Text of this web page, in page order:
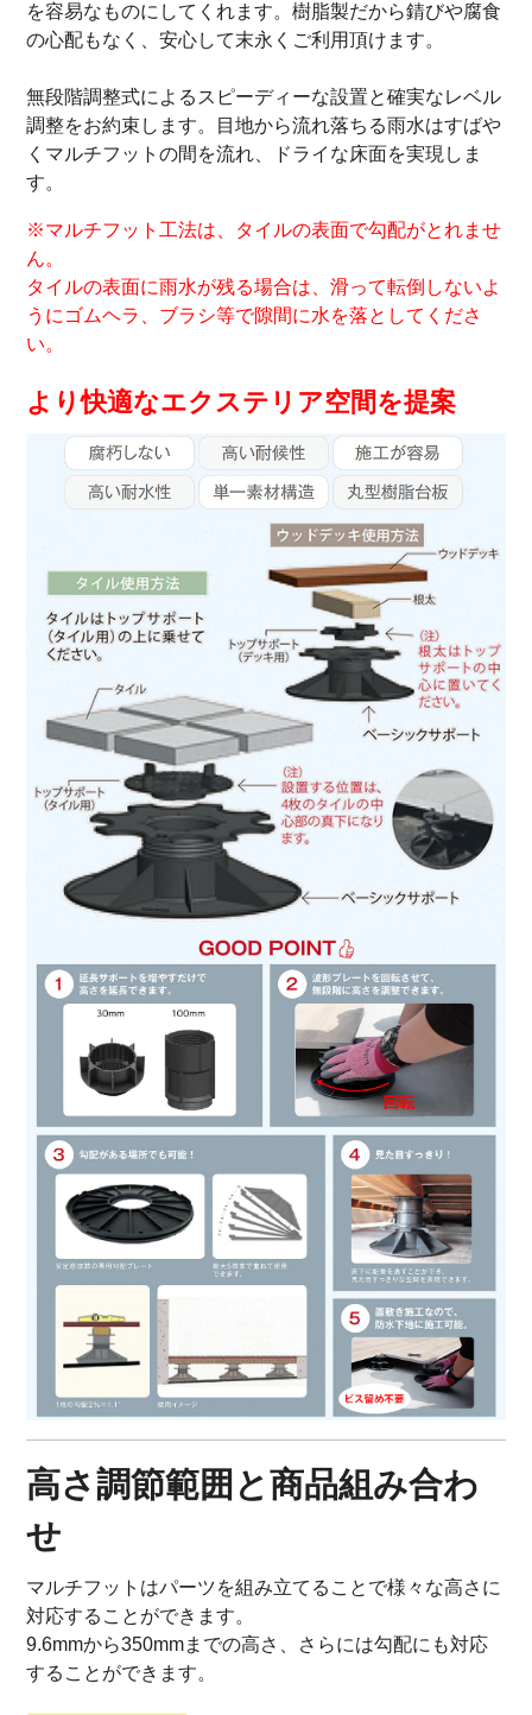
を容易なものにしてくれます。樹脂製だから錆びや腐食
の心配もなく、安心して末永くご利用頂けます。
無段階調整式によるスピーディーな設置と確実なレベル
調整をお約束します。目地から流れ落ちる雨水はすばや
くマルチフットの間を流れ、ドライな床面を実現しま
す。
※マルチフット工法は、タイルの表面で勾配がとれませ
ん。
タイルの表面に雨水が残る場合は、滑って転倒しないよ
うにゴムヘラ、ブラシ等で隙間に水を落としてくださ
い。
より快適なエクステリア空間を提案
高さ調節範囲と商品組み合わ
せ
マルチフットはパーツを組み立てることで様々な高さに
対応することができます。
9.6mmから350mmまでの高さ、さらには勾配にも対応
することができます。